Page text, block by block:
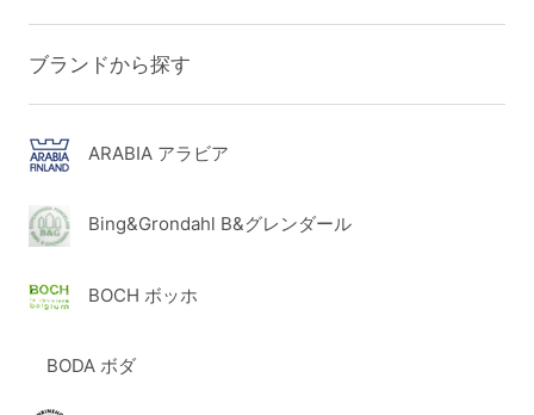
ブランドから探す
ARABIA アラビア
Bing&Grondahl B&グレンダール
BOCH ボッホ
BODA ボダ